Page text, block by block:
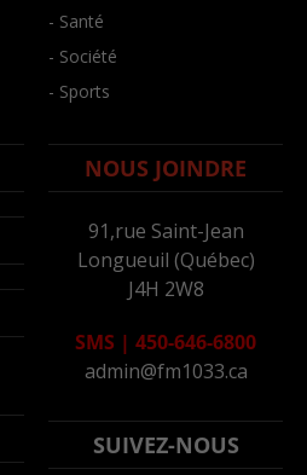
- Santé
- Société
- Sports
NOUS JOINDRE
91,rue Saint-Jean
Longueuil (Québec)
J4H 2W8
SMS | 450-646-6800
admin@fm1033.ca
SUIVEZ-NOUS